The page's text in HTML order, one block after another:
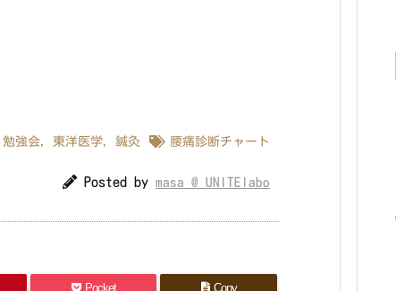
勉強会, 東洋医学, 鍼灸 腰痛診断チャート
Posted by masa @ UNITElabo
Pocket Copy